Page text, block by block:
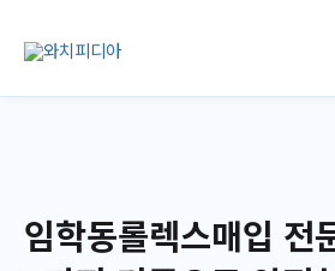
로
임학동롤렉스매입 전